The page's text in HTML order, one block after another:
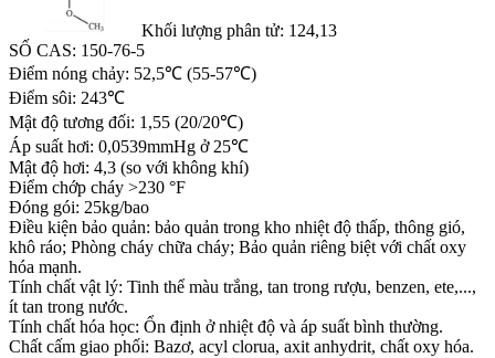
Khối lượng phân tử: 124,13
SỐ CAS: 150-76-5
Điểm nóng chảy: 52,5℃ (55-57℃)
Điểm sôi: 243℃
Mật độ tương đối: 1,55 (20/20℃)
Áp suất hơi: 0,0539mmHg ở 25℃
Mật độ hơi: 4,3 (so với không khí)
Điểm chớp cháy >230 °F
Đóng gói: 25kg/bao
Điều kiện bảo quản: bảo quản trong kho nhiệt độ thấp, thông gió,
khô ráo; Phòng cháy chữa cháy; Bảo quản riêng biệt với chất oxy
hóa mạnh.
Tính chất vật lý: Tinh thể màu trắng, tan trong rượu, benzen, ete,...,
ít tan trong nước.
Tính chất hóa học: Ổn định ở nhiệt độ và áp suất bình thường.
Chất cấm giao phối: Bazơ, acyl clorua, axit anhydrit, chất oxy hóa.